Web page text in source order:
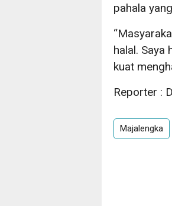
pahala
halal. Saya
kuat
Reporter :
Majalengka